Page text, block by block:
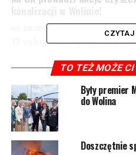
12 wykroczeń wypatrzył
CZYTAJ
TO TEŻ MOŻE
Były premier
do Wolina
Doszczętnie